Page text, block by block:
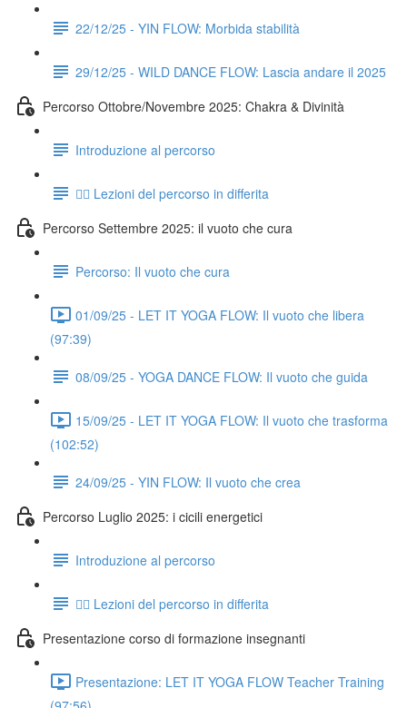
22/12/25 - YIN FLOW: Morbida stabilità
29/12/25 - WILD DANCE FLOW: Lascia andare il 2025
Percorso Ottobre/Novembre 2025: Chakra & Divinità
Introduzione al percorso
👉🏻 Lezioni del percorso in differita
Percorso Settembre 2025: il vuoto che cura
Percorso: Il vuoto che cura
01/09/25 - LET IT YOGA FLOW: Il vuoto che libera
(97:39)
08/09/25 - YOGA DANCE FLOW: Il vuoto che guida
15/09/25 - LET IT YOGA FLOW: Il vuoto che trasforma
(102:52)
24/09/25 - YIN FLOW: Il vuoto che crea
Percorso Luglio 2025: i cicili energetici
Introduzione al percorso
👉🏻 Lezioni del percorso in differita
Presentazione corso di formazione insegnanti
Presentazione: LET IT YOGA FLOW Teacher Training